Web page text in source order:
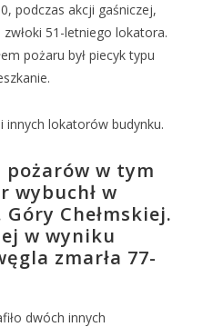
podczas akcji gaśniczej,
51-letniego lokatora.
pożaru był piecyk typu
innych lokatorów budynku.
w tym
wybuchł w
Chełmskiej.
w wyniku
zmarła 77-
dwóch innych